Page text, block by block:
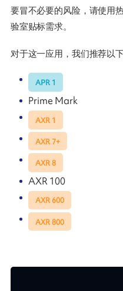
要冒不必要的风险，请使用
验室贴标需求。
对于这一应用，我们推荐以
APR 1
Prime Mark
AXR 1
AXR 7+
AXR 8
AXR 100
AXR 600
AXR 800